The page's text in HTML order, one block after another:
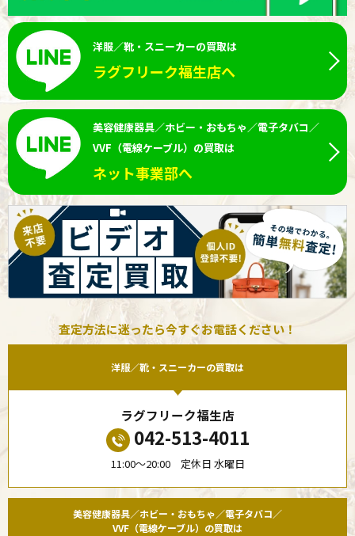
洋服／靴・スニーカーの買取は
ラグフリーク福生店へ
美容健康器具／ホビー・おもちゃ／電子タバコ／
VVF（電線ケーブル）の買取は
ネット事業部へ
査定方法に迷ったら今すぐお電話ください！
洋服／靴・スニーカーの買取は
ラグフリーク福生店
042-513-4011
11:00〜20:00 定休日 水曜日
美容健康器具／ホビー・おもちゃ／電子タバコ／
VVF（電線ケーブル）の買取は